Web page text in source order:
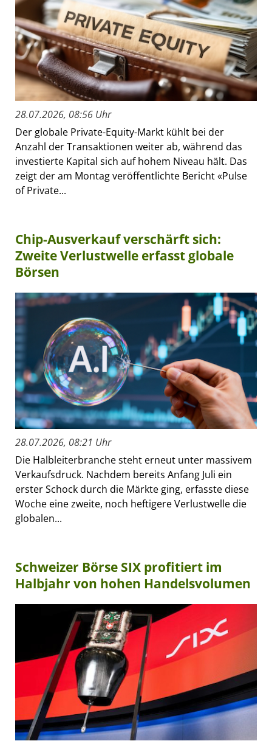
28.07.2026, 08:56 Uhr
Der globale Private-Equity-Markt kühlt bei der
Anzahl der Transaktionen weiter ab, während das
investierte Kapital sich auf hohem Niveau hält. Das
zeigt der am Montag veröffentlichte Bericht «Pulse
of Private...
Chip-Ausverkauf verschärft sich:
Zweite Verlustwelle erfasst globale
Börsen
28.07.2026, 08:21 Uhr
Die Halbleiterbranche steht erneut unter massivem
Verkaufsdruck. Nachdem bereits Anfang Juli ein
erster Schock durch die Märkte ging, erfasste diese
Woche eine zweite, noch heftigere Verlustwelle die
globalen...
Schweizer Börse SIX profitiert im
Halbjahr von hohen Handelsvolumen